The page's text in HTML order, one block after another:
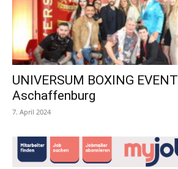
UNIVERSUM BOXING EVENT
Aschaffenburg
7. April 2024